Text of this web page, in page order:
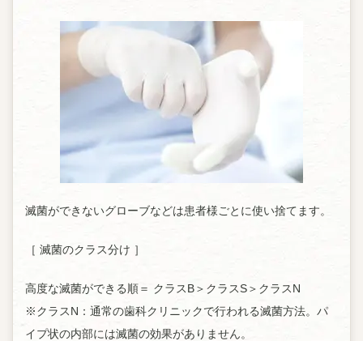
滅菌ができないグローブなどは患者様ごとに使い捨てます。
［ 滅菌のクラス分け ］
高度な滅菌ができる順＝ クラスB＞クラスS＞クラスN
※クラスN：通常の歯科クリニックで行われる滅菌方法。パ
イプ状の内部には滅菌の効果がありません。